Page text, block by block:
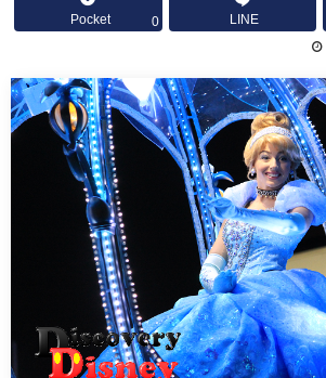
Pocket 0 LINE